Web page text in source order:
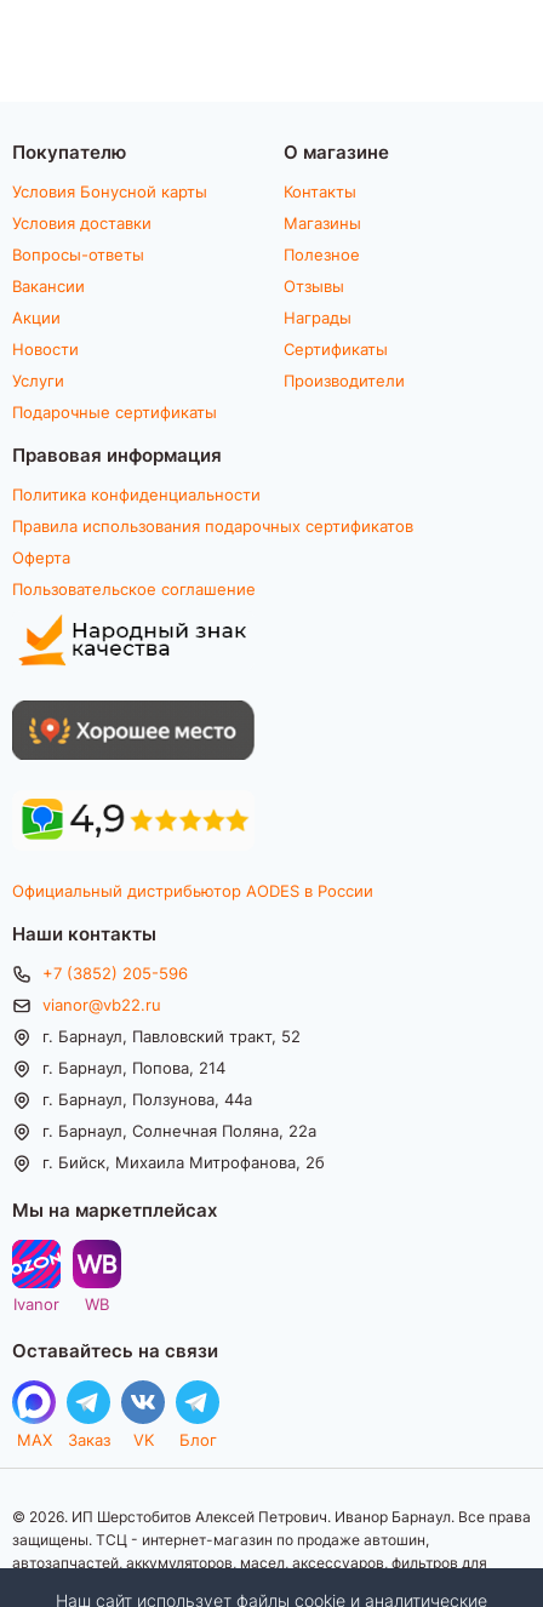
Покупателю
Условия Бонусной карты
Условия доставки
Вопросы-ответы
Вакансии
Акции
Новости
Услуги
Подарочные сертификаты
О магазине
Контакты
Магазины
Полезное
Отзывы
Награды
Сертификаты
Производители
Правовая информация
Политика конфиденциальности
Правила использования подарочных сертификатов
Оферта
Пользовательское соглашение
Официальный дистрибьютор AODES в России
Наши контакты
+7 (3852) 205-596
vianor@vb22.ru
г. Барнаул, Павловский тракт, 52
г. Барнаул, Попова, 214
г. Барнаул, Ползунова, 44а
г. Барнаул, Солнечная Поляна, 22а
г. Бийск, Михаила Митрофанова, 2б
Мы на маркетплейсах
Ivanor WB
Оставайтесь на связи
MAX Заказ VK Блог
© 2026. ИП Шерстобитов Алексей Петрович. Иванор Барнаул. Все права
защищены. ТСЦ - интернет-магазин по продаже автошин,
автозапчастей, аккумуляторов, масел, аксессуаров, фильтров для
Наш сайт использует файлы cookie и аналитические